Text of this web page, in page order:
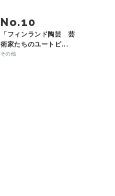
No.
「フィンランド陶芸 芸
術家たちのユートピ...
その他